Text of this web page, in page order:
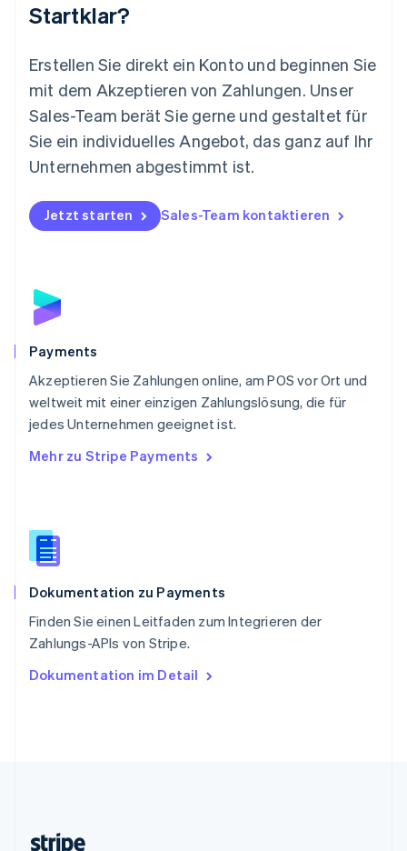
Startklar?
Erstellen Sie direkt ein Konto und beginnen Sie
mit dem Akzeptieren von Zahlungen. Unser
Sales-Team berät Sie gerne und gestaltet für
Sie ein individuelles Angebot, das ganz auf Ihr
Unternehmen abgestimmt ist.
Jetzt starten Sales-Team kontaktieren
Payments
Akzeptieren Sie Zahlungen online, am POS vor Ort und
weltweit mit einer einzigen Zahlungslösung, die für
jedes Unternehmen geeignet ist.
Mehr zu Stripe Payments
Dokumentation zu Payments
Finden Sie einen Leitfaden zum Integrieren der
Zahlungs-APIs von Stripe.
Dokumentation im Detail
Mexiko
English
Niederlande
Nederlands English
Norwegen
English
Österreich
Polen
English
Portugal
Schweden
Schweiz
Singapur
English简体中文
Slowakei
Slowenien
English
Spanien
Thailand
Tschechische Republik
English
English